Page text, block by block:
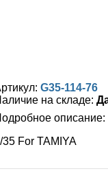
G35-114-76
на складе:
описание:
35 For TAMIYA